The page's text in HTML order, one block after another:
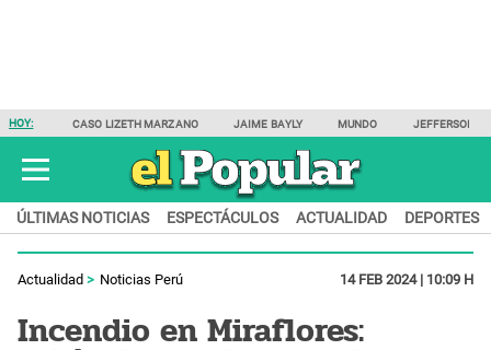
HOY: CASO LIZETH MARZANO JAIME BAYLY MUNDO JEFFERSON
ÚLTIMAS NOTICIAS ESPECTÁCULOS ACTUALIDAD DEPORTES
Actualidad Noticias Perú 14 FEB 2024 | 10:09 H
Incendio en Miraflores: